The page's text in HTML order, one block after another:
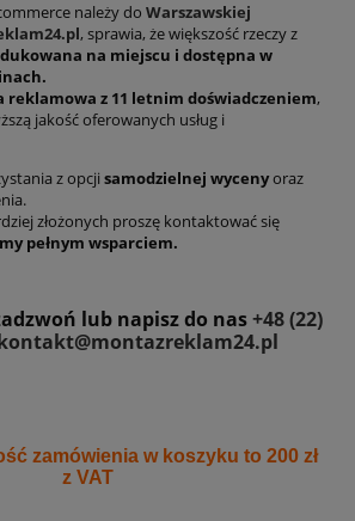
należy do Warszawskiej
, sprawia, że większość rzeczy z
na miejscu i dostępna w
reklamowa z 11 letnim doświadczeniem,
jakość oferowanych usług i
z opcji samodzielnej wycenyoraz
złożonych proszę kontaktować się
pełnym wsparciem.
lub napisz do nas+48 (22)
zamówienia w koszyku to 200 zł
z VAT